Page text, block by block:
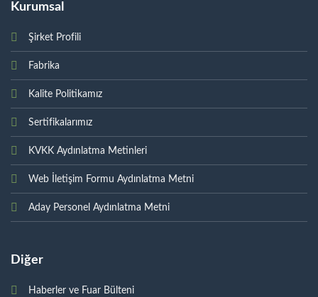
Kurumsal
Şirket Profili
Fabrika
Kalite Politikamız
Sertifikalarımız
KVKK Aydınlatma Metinleri
Web İletişim Formu Aydınlatma Metni
Aday Personel Aydınlatma Metni
Diğer
Haberler ve Fuar Bülteni